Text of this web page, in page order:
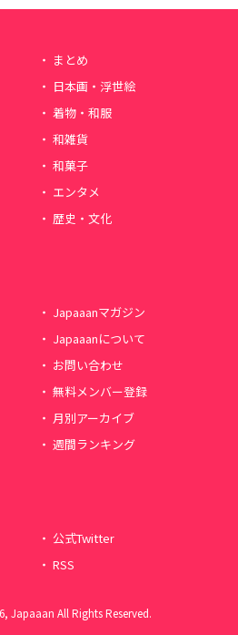
まとめ
日本画・浮世絵
着物・和服
和雑貨
和菓子
エンタメ
歴史・文化
Japaaanマガジン
Japaaanについて
お問い合わせ
無料メンバー登録
月別アーカイブ
週間ランキング
公式Twitter
RSS
Japaaan All Rights Reserved.